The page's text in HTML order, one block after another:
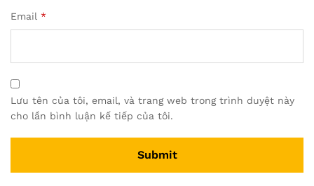
Email *
Lưu tên của tôi, email, và trang web trong trình duyệt này
cho lần bình luận kế tiếp của tôi.